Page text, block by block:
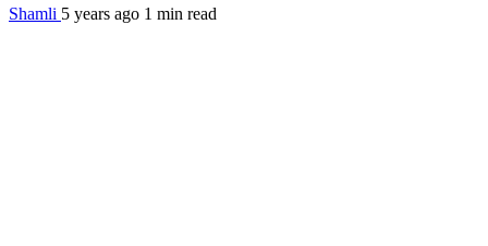
Shamli 5 years ago 1 min read